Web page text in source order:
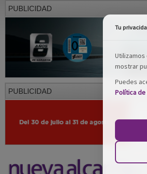
PUBLICIDAD
PUBLICIDAD
Tu
mostrar
Puedes
Política